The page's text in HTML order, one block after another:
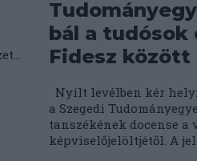
bál a tudósok
Fidesz között
Nyílt levélben kér
a Szegedi
tanszékének docense a
képviselőjelöltjétől. A